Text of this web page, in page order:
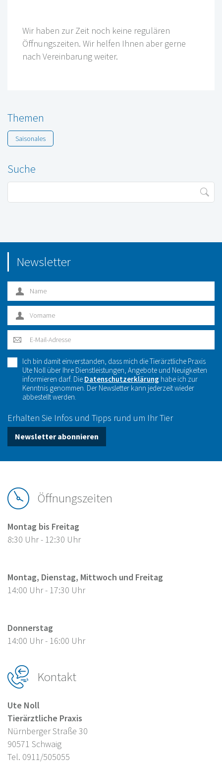
Wir haben zur Zeit noch keine regulären
Öffnungszeiten. Wir helfen Ihnen aber gerne
nach Vereinbarung weiter.
Themen
Saisonales
Suche
Newsletter
Ich bin damit einverstanden, dass mich die Tierärztliche Praxis
Ute Noll über Ihre Dienstleistungen, Angebote und Neuigkeiten
informieren darf. Die Datenschutzerklärung habe ich zur
Kenntnis genommen. Der Newsletter kann jederzeit wieder
abbestellt werden.
Erhalten Sie Infos und Tipps rund um Ihr Tier
Newsletter abonnieren
Öffnungszeiten
Montag bis Freitag
8:30 Uhr - 12:30 Uhr
Montag, Dienstag, Mittwoch und Freitag
14:00 Uhr - 17:30 Uhr
Donnerstag
14:00 Uhr - 16:00 Uhr
Kontakt
Ute Noll
Tierärztliche Praxis
Nürnberger Straße 30
90571 Schwaig
Tel. 0911/505055